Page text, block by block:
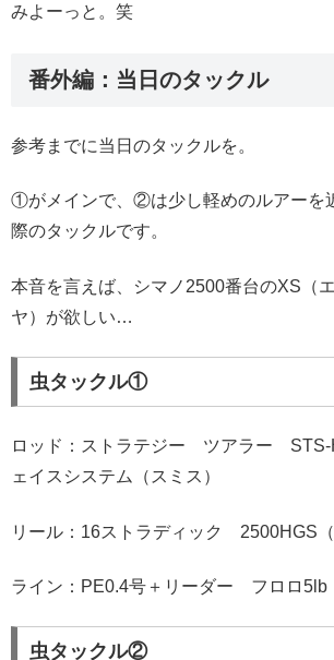
みよーっと。笑
番外編：当日のタックル
参考までに当日のタックルを。
①がメインで、②は少し軽めのルアーを
際のタックルです。
本音を言えば、シマノ2500番台のXS（
ヤ）が欲しい…
虫タックル①
ロッド：ストラテジー ツアラー
ェイスシステム（スミス）
リール：16ストラディック 2500HGS（
ライン：PE0.4号＋リーダー フロロ5lb
虫タックル②